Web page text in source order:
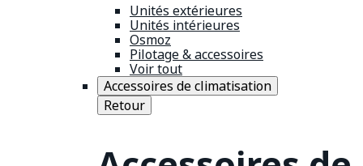
Unités extérieures
Unités intérieures
Osmoz
Pilotage & accessoires
Voir tout
Accessoires de climatisation
Retour